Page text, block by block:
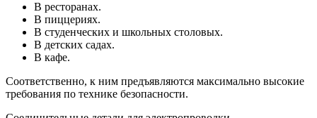
В ресторанах.
В пиццериях.
В студенческих и школьных столовых.
В детских садах.
В кафе.
Соответственно, к ним предъявляются максимально высокие
требования по технике безопасности.